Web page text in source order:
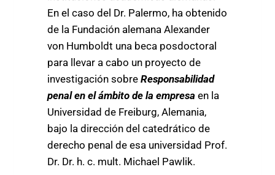
En el caso del Dr. Palermo, ha obtenido
de la Fundación alemana Alexander
von Humboldt una beca posdoctoral
para llevar a cabo un proyecto de
investigación sobre Responsabilidad
penal en el ámbito de la empresa en la
Universidad de Freiburg, Alemania,
bajo la dirección del catedrático de
derecho penal de esa universidad Prof.
Dr. Dr. h. c. mult. Michael Pawlik.